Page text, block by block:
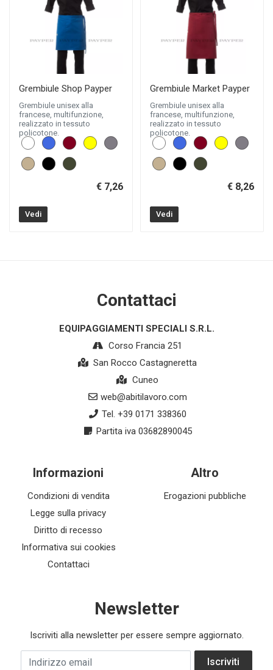
Grembiule Shop Payper
Grembiule unisex alla
francese, multifunzione,
realizzato in tessuto
policotone.
€ 7,26
Vedi
Grembiule Market Payper
Grembiule unisex alla
francese, multifunzione,
realizzato in tessuto
policotone.
€ 8,26
Vedi
Contattaci
EQUIPAGGIAMENTI SPECIALI S.R.L.
Corso Francia 251
San Rocco Castagneretta
Cuneo
web@abitilavoro.com
Tel. +39 0171 338360
Partita iva 03682890045
Informazioni
Condizioni di vendita
Legge sulla privacy
Diritto di recesso
Informativa sui cookies
Contattaci
Altro
Erogazioni pubbliche
Newsletter
Iscriviti alla newsletter per essere sempre aggiornato.
Indirizzo email Iscriviti